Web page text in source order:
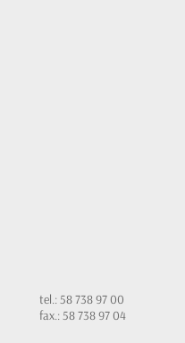
tel.: 58 738 97 00
fax.: 58 738 97 04